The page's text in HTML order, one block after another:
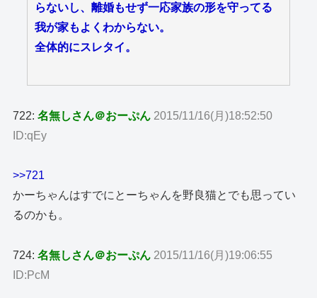
らないし、離婚もせず一応家族の形を守ってる
我が家もよくわからない。
全体的にスレタイ。
722:名無しさん＠おーぷん 2015/11/16(月)18:52:50
ID:qEy
>>721
かーちゃんはすでにとーちゃんを野良猫とでも思ってい
るのかも。
724:名無しさん＠おーぷん 2015/11/16(月)19:06:55
ID:PcM